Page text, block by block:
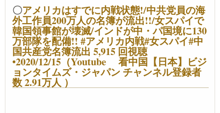
〇アメリカはすでに内戦状態!/中共党員の海
外工作員200万人の名簿が流出!!/女スパイで
韓国領事館が壊滅/インドが中・パ国境に130
万部隊を配備!! #アメリカ内戦#女スパイ#中
国共産党名簿流出 5,915 回視聴
•2020/12/15（Youtube 看中国【日本】ビジ
ョンタイムズ・ジャパン チャンネル登録者
数 2.91万人 ）